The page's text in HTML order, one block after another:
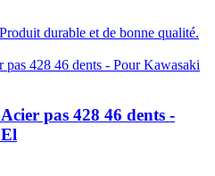
durable et de bonne qualité.
pas 428 46 dents -